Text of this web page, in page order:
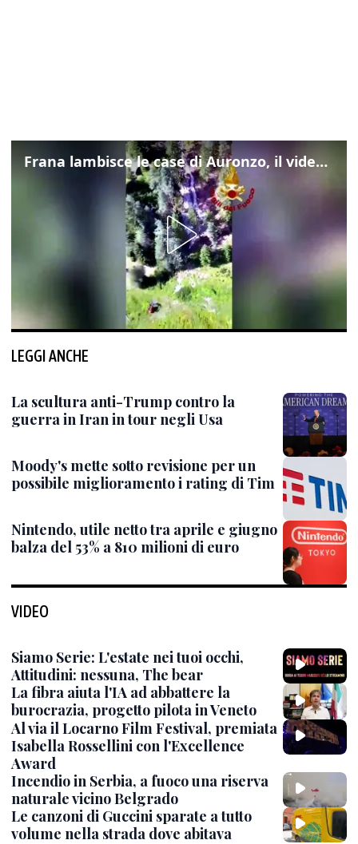
Frana lambisce le case di Auronzo, il video dall'elicottero dei vigili del fuoco
LEGGI ANCHE
La scultura anti-Trump contro la
guerra in Iran in tour negli Usa
Moody's mette sotto revisione per un
possibile miglioramento i rating di Tim
Nintendo, utile netto tra aprile e giugno
balza del 53% a 810 milioni di euro
VIDEO
Siamo Serie: L'estate nei tuoi occhi,
Attitudini: nessuna, The bear
La fibra aiuta l'IA ad abbattere la
burocrazia, progetto pilota in Veneto
Al via il Locarno Film Festival, premiata
Isabella Rossellini con l'Excellence
Award
Incendio in Serbia, a fuoco una riserva
naturale vicino Belgrado
Le canzoni di Guccini sparate a tutto
volume nella strada dove abitava